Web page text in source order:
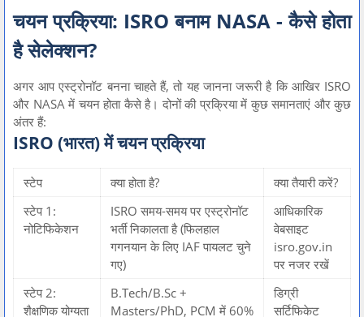
चयन प्रक्रिया: ISRO बनाम NASA - कैसे होता
है सेलेक्शन?
अगर आप एस्ट्रोनॉट बनना चाहते हैं, तो यह जानना जरूरी है कि आखिर ISRO
और NASA में चयन होता कैसे है। दोनों की प्रक्रिया में कुछ समानताएं और कुछ
अंतर हैं:
ISRO (भारत) में चयन प्रक्रिया
स्टेप क्या होता है?
क्या तैयारी करें?
स्टेप 1:
नोटिफिकेशन
ISRO समय-समय पर एस्ट्रोनॉट
भर्ती निकालता है (फिलहाल
गगनयान के लिए IAF पायलट चुने
गए)
आधिकारिक
वेबसाइट
isro.gov.in
पर नजर रखें
स्टेप 2:
शैक्षणिक योग्यता
B.Tech/B.Sc +
Masters/PhD, PCM में 60%
डिग्री
सर्टिफिकेट